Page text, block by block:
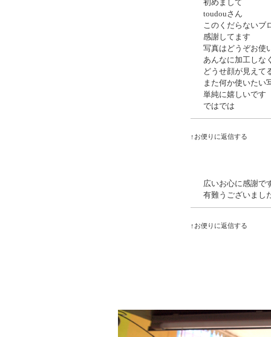
初めまして
toudouさん
このくだらないブ
感謝してます
写真はどうぞお使
あんなに加工しな
どうせ顔が見えて
また何か使いたい
単純に嬉しいです
ではでは
↑お便りに返信する
広いお心に感謝で
有難うございまし
↑お便りに返信する